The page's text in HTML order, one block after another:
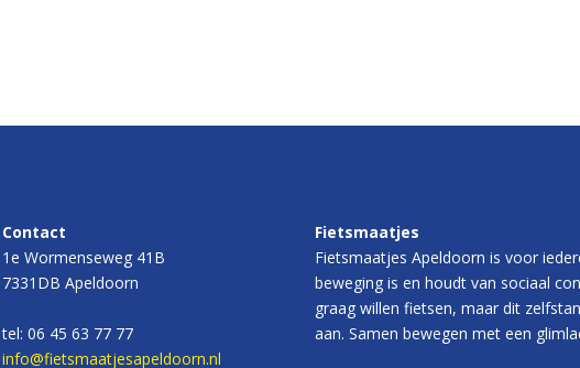
Contact
1e Wormenseweg 41B
7331DB Apeldoorn
tel: 06 45 63 77 77
info@fietsmaatjesapeldoorn.nl
Fietsmaatjes
Fietsmaatjes Apeldoorn is voor
beweging is en houdt van sociaal
graag willen fietsen, maar dit
aan. Samen bewegen met een